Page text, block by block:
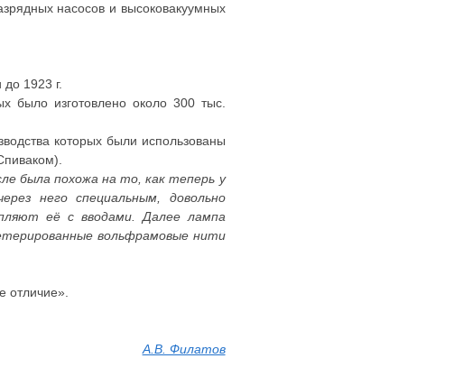
насосов и высоковакуумных
1923 г.
было изготовлено около 300 тыс.
которых были использованы
была похожа на то, как теперь у
него специальным, довольно
её с вводами. Далее лампа
вольфрамовые нити
отличие».
А.В. Филатов